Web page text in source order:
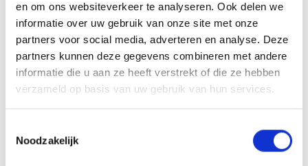
en om ons websiteverkeer te analyseren. Ook delen we
informatie over uw gebruik van onze site met onze
partners voor social media, adverteren en analyse. Deze
partners kunnen deze gegevens combineren met andere
informatie die u aan ze heeft verstrekt of die ze hebben
verzameld op basis van uw gebruik van hun services.
Noodzakelijk
Nedfan.NL
Zakkenfilter M5
490x592x600 mm
Zakkenfilters kopen voor
geurfilterkast of
optima...